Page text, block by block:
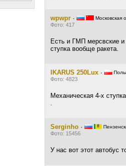
wpwpr · Московская
Фото: 417
Есть и ГМП мерсвские и
ступка вообще ракета.
IKARUS 250Lux ·
Фото: 4823
Механическая 4-х
.
Serginho ·
Фото: 15456
У нас вот этот автобус